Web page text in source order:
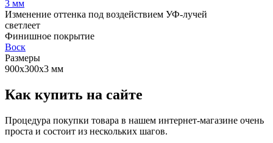
3 мм
Изменение оттенка под воздействием УФ-лучей
светлеет
Финишное покрытие
Воск
Размеры
900x300x3 мм
Как купить на сайте
Процедура покупки товара в нашем интернет-магазине очень
проста и состоит из нескольких шагов.